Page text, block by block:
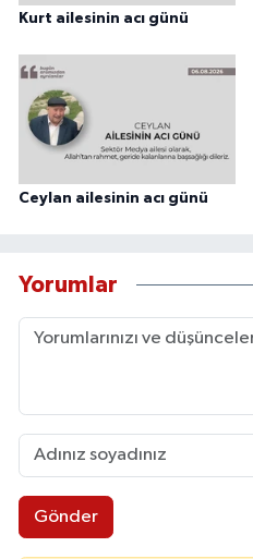
Kurt ailesinin acı günü
Ceylan ailesinin acı günü
Yorumlar
Gönder